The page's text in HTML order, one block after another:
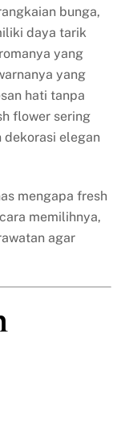
bunga,
daya tarik
yang
yang
hati tanpa
flower sering
elegan
mengapa fresh
memilihnya,
agar